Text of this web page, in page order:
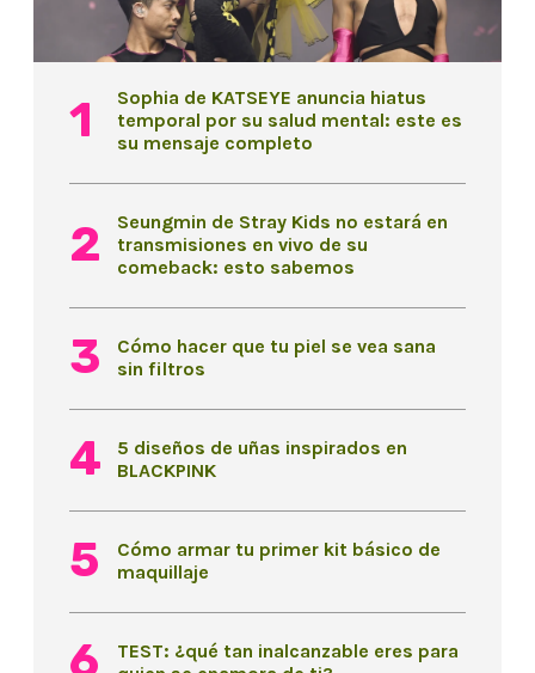
Sophia de KATSEYE anuncia hiatus
temporal por su salud mental: este es
su mensaje completo
Seungmin de Stray Kids no estará en
transmisiones en vivo de su
comeback: esto sabemos
Cómo hacer que tu piel se vea sana
sin filtros
5 diseños de uñas inspirados en
BLACKPINK
Cómo armar tu primer kit básico de
maquillaje
TEST: ¿qué tan inalcanzable eres para